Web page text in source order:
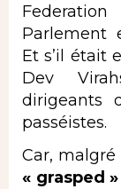
Parlement
Et s’il était
Dev
dirigeants
passéistes.
Car, malgré
« grasped